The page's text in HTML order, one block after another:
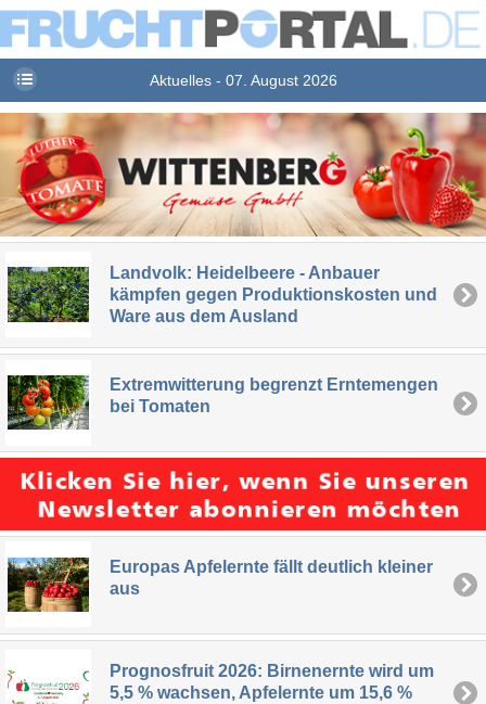
Aktuelles - 07. August 2026
Landvolk: Heidelbeere - Anbauer
kämpfen gegen Produktionskosten und
Ware aus dem Ausland
Extremwitterung begrenzt Erntemengen
bei Tomaten
Europas Apfelernte fällt deutlich kleiner
aus
Prognosfruit 2026: Birnenernte wird um
5,5 % wachsen, Apfelernte um 15,6 %